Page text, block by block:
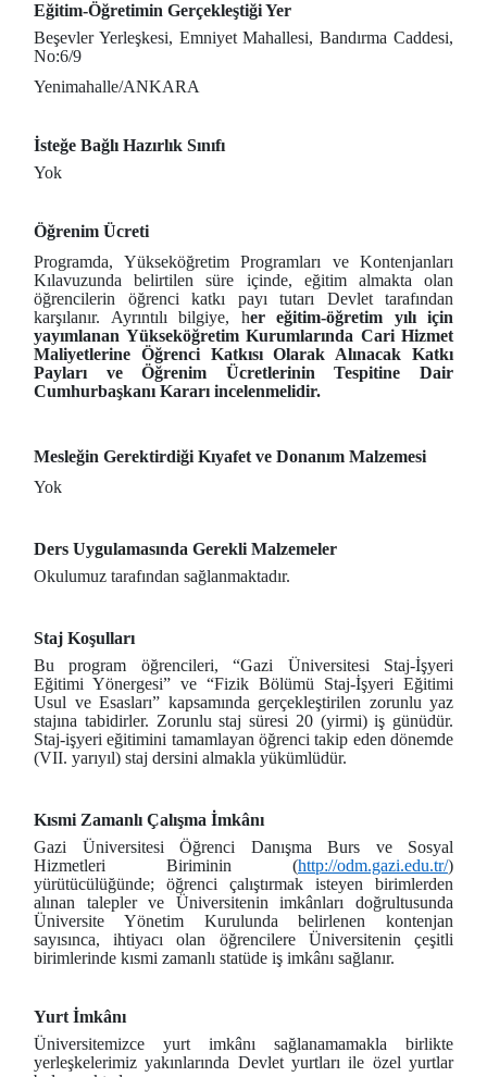
Eğitim-Öğretimin Gerçekleştiği Yer
Beşevler Yerleşkesi, Emniyet Mahallesi, Bandırma Caddesi,
No:6/9
Yenimahalle/ANKARA
İsteğe Bağlı Hazırlık Sınıfı
Yok
Öğrenim Ücreti
Programda, Yükseköğretim Programları ve Kontenjanları
Kılavuzunda belirtilen süre içinde, eğitim almakta olan
öğrencilerin öğrenci katkı payı tutarı Devlet tarafından
karşılanır. Ayrıntılı bilgiye, her eğitim-öğretim yılı için
yayımlanan Yükseköğretim Kurumlarında Cari Hizmet
Maliyetlerine Öğrenci Katkısı Olarak Alınacak Katkı
Payları ve Öğrenim Ücretlerinin Tespitine Dair
Cumhurbaşkanı Kararı incelenmelidir.
Mesleğin Gerektirdiği Kıyafet ve Donanım Malzemesi
Yok
Ders Uygulamasında Gerekli Malzemeler
Okulumuz tarafından sağlanmaktadır.
Staj Koşulları
Bu program öğrencileri, “Gazi Üniversitesi Staj-İşyeri
Eğitimi Yönergesi” ve “Fizik Bölümü Staj-İşyeri Eğitimi
Usul ve Esasları” kapsamında gerçekleştirilen zorunlu yaz
stajına tabidirler. Zorunlu staj süresi 20 (yirmi) iş günüdür.
Staj-işyeri eğitimini tamamlayan öğrenci takip eden dönemde
(VII. yarıyıl) staj dersini almakla yükümlüdür.
Kısmi Zamanlı Çalışma İmkânı
Gazi Üniversitesi Öğrenci Danışma Burs ve Sosyal
Hizmetleri Biriminin (http://odm.gazi.edu.tr/)
yürütücülüğünde; öğrenci çalıştırmak isteyen birimlerden
alınan talepler ve Üniversitenin imkânları doğrultusunda
Üniversite Yönetim Kurulunda belirlenen kontenjan
sayısınca, ihtiyacı olan öğrencilere Üniversitenin çeşitli
birimlerinde kısmi zamanlı statüde iş imkânı sağlanır.
Yurt İmkânı
Üniversitemizce yurt imkânı sağlanamamakla birlikte
yerleşkelerimiz yakınlarında Devlet yurtları ile özel yurtlar